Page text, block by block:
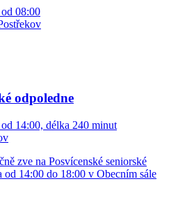
08:00
odpoledne
14:00, délka 240 minut
zve na Posvícenské seniorské
od 14:00 do 18:00 v Obecním sále